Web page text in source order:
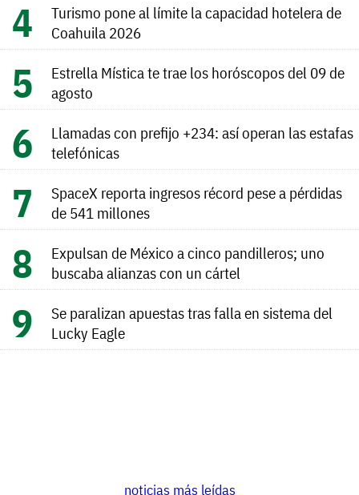
Turismo pone al límite la capacidad hotelera de
Coahuila 2026
Estrella Mística te trae los horóscopos del 09 de
agosto
Llamadas con prefijo +234: así operan las estafas
telefónicas
SpaceX reporta ingresos récord pese a pérdidas
de 541 millones
Expulsan de México a cinco pandilleros; uno
buscaba alianzas con un cártel
Se paralizan apuestas tras falla en sistema del
Lucky Eagle
noticias más leídas